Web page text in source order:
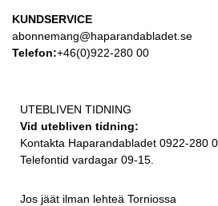
KUNDSERVICE
abonnemang@haparandabladet.se
Telefon:+46(0)922-280 00
UTEBLIVEN TIDNING
Vid utebliven tidning:
Kontakta Haparandabladet 0922-280
Telefontid vardagar 09-15.
Jos jäät ilman lehteä Torniossa